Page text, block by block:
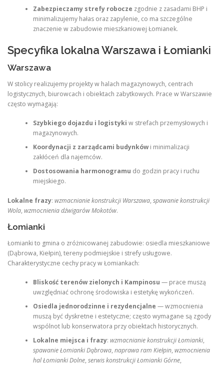
Zabezpieczamy strefy robocze zgodnie z zasadami BHP i
minimalizujemy hałas oraz zapylenie, co ma szczególne
znaczenie w zabudowie mieszkaniowej Łomianek.
Specyfika lokalna Warszawa i Łomianki
Warszawa
W stolicy realizujemy projekty w halach magazynowych, centrach
logistycznych, biurowcach i obiektach zabytkowych. Prace w Warszawie
często wymagają:
Szybkiego dojazdu i logistyki w strefach przemysłowych i
magazynowych.
Koordynacji z zarządcami budynkówi minimalizacji
zakłóceń dla najemców.
Dostosowania harmonogramu do godzin pracy i ruchu
miejskiego.
Lokalne frazy: wzmacnianie konstrukcji Warszawa, spawanie konstrukcji
Wola, wzmocnienia dźwigarów Mokotów.
Łomianki
Łomianki to gmina o zróżnicowanej zabudowie: osiedla mieszkaniowe
(Dąbrowa, Kiełpin), tereny podmiejskie i strefy usługowe.
Charakterystyczne cechy pracy w Łomiankach:
Bliskość terenów zielonych i Kampinosu — prace muszą
uwzględniać ochronę środowiska i estetykę wykończeń.
Osiedla jednorodzinne i rezydencjalne — wzmocnienia
muszą być dyskretne i estetyczne; często wymagane są zgody
wspólnot lub konserwatora przy obiektach historycznych.
Lokalne miejsca i frazy: wzmacnianie konstrukcji Łomianki,
spawanie Łomianki Dąbrowa, naprawa ram Kiełpin, wzmocnienia
hal Łomianki Dolne, serwis konstrukcji Łomianki Górne,